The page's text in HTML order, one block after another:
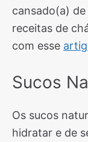
cansado(a)
receitas de
com esse
Sucos
Os sucos
hidratar e de